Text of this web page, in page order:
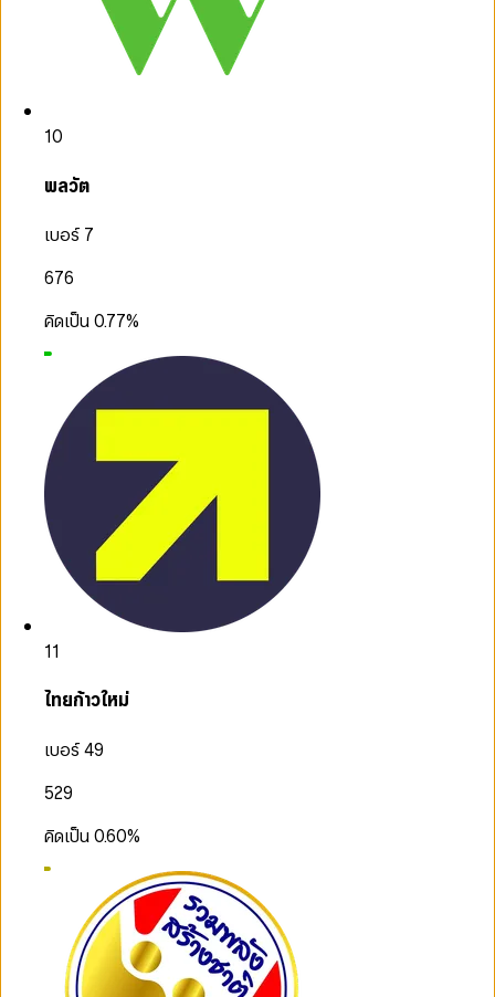
10
พลวัต
เบอร์ 7
676
คิดเป็น0.77%
11
ไทยก้าวใหม่
เบอร์ 49
529
คิดเป็น0.60%